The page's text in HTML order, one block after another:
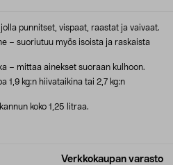
Verkkokaupan varasto
punnitset, vispaat, raastat ja vaivaat.
– suoriutuu myös isoista ja raskaista
– mittaa ainekset suoraan kulhoon.
1,9 kg:n hiivataikina tai 2,7 kg:n
koko 1,25 litraa.